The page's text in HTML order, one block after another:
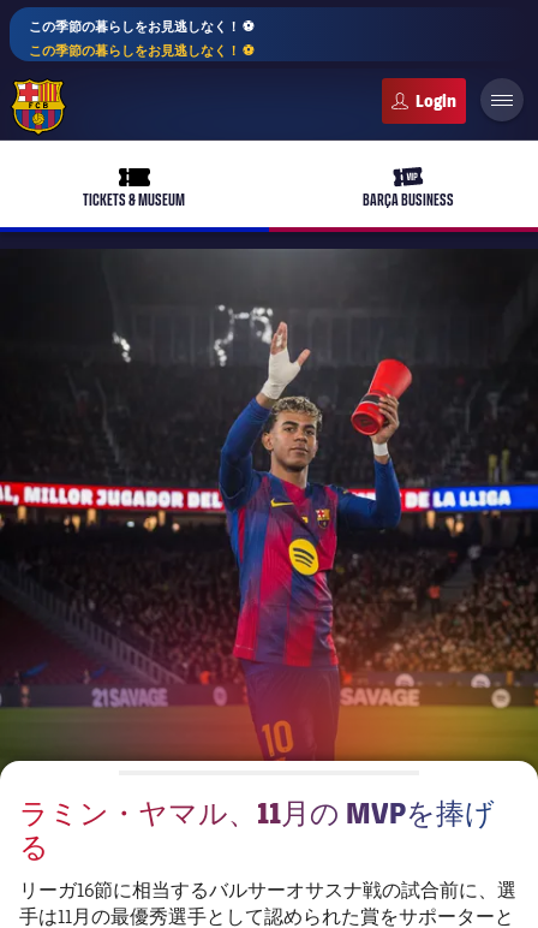
この季節の暮らしをお見逃しなく！ ⚽️
この季節の暮らしをお見逃しなく！ ⚽️
ticket-full
TICKETS & MUSEUM
ticket-vip
BARÇA BUSINESS
バルサアカデミー
plusicon
label.aria.plus
10年毎
会長
レジェンド
plusicon
label.aria.plus
プレスパス
PLUSICON
LABEL.ARIA.PLUS
女子サッカー
plusicon
label.aria.plus
スケジュール
結果
順位表
バルサAtlètic
plusicon
label.aria.plus
チケット
結果
PLUSICON
LABEL.ARIA.PLUS
トップチーム
plusicon
label.aria.plus
スケジュール
チケット
結果
順位表
トップチーム
スケジュール
チケット
トップチーム
plusicon
label.aria.plus
ラミン・ヤマル、11月の MVPを捧げ
る
リーガ16節に相当するバルサーオサスナ戦の試合前に、選
手は11月の最優秀選手として認められた賞をサポーターと